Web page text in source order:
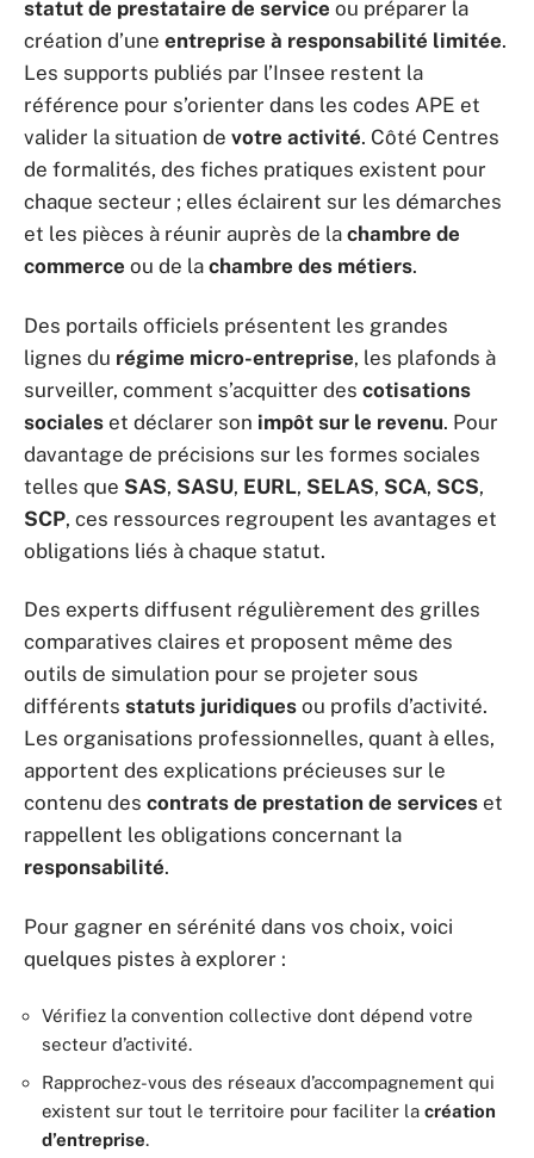
statut de prestataire de service ou préparer la
création d’une entreprise à responsabilité limitée.
Les supports publiés par l’Insee restent la
référence pour s’orienter dans les codes APE et
valider la situation de votre activité. Côté Centres
de formalités, des fiches pratiques existent pour
chaque secteur ; elles éclairent sur les démarches
et les pièces à réunir auprès de la chambre de
commerce ou de la chambre des métiers.
Des portails officiels présentent les grandes
lignes du régime micro-entreprise, les plafonds à
surveiller, comment s’acquitter des cotisations
sociales et déclarer son impôt sur le revenu. Pour
davantage de précisions sur les formes sociales
telles que SAS, SASU, EURL, SELAS, SCA, SCS,
SCP, ces ressources regroupent les avantages et
obligations liés à chaque statut.
Des experts diffusent régulièrement des grilles
comparatives claires et proposent même des
outils de simulation pour se projeter sous
différents statuts juridiques ou profils d’activité.
Les organisations professionnelles, quant à elles,
apportent des explications précieuses sur le
contenu des contrats de prestation de services et
rappellent les obligations concernant la
responsabilité.
Pour gagner en sérénité dans vos choix, voici
quelques pistes à explorer :
Vérifiez la convention collective dont dépend votre
secteur d’activité.
Rapprochez-vous des réseaux d’accompagnement qui
existent sur tout le territoire pour faciliter la création
d’entreprise.